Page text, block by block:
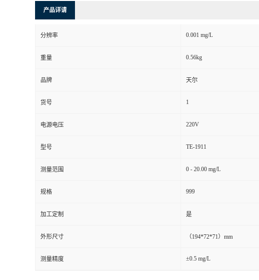
产品详请
分辨率 0.001 mg/L
重量 0.56kg
品牌 天尔
货号 1
电源电压 220V
型号 TE-1911
测量范围 0 - 20.00 mg/L
规格 999
加工定制 是
外形尺寸 （194*72*71）mm
测量精度 ±0.5 mg/L